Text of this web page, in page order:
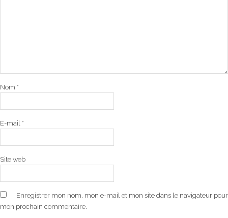
Nom *
E-mail *
Site web
Enregistrer mon nom, mon e-mail et mon site dans le navigateur pour
mon prochain commentaire.